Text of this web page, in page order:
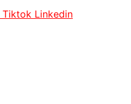
Tiktok Linkedin